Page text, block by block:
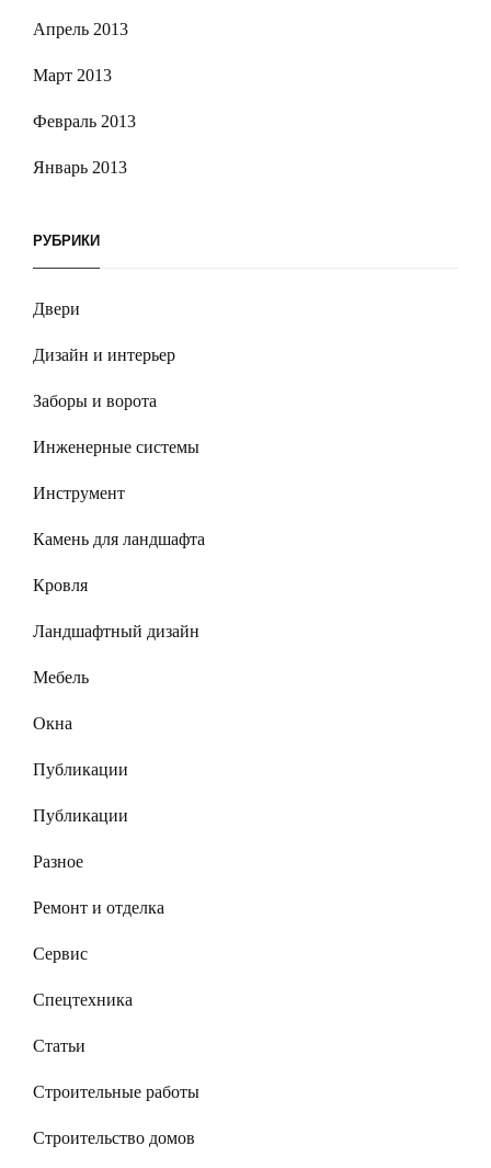
Апрель 2013
Март 2013
Февраль 2013
Январь 2013
РУБРИКИ
Двери
Дизайн и интерьер
Заборы и ворота
Инженерные системы
Инструмент
Камень для ландшафта
Кровля
Ландшафтный дизайн
Мебель
Окна
Публикации
Публикации
Разное
Ремонт и отделка
Сервис
Спецтехника
Статьи
Строительные работы
Строительство домов